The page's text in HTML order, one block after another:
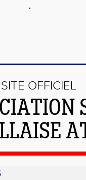
SITE OFFICIEL